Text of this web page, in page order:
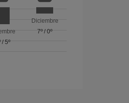
/5º
Diciembre
7º/0º